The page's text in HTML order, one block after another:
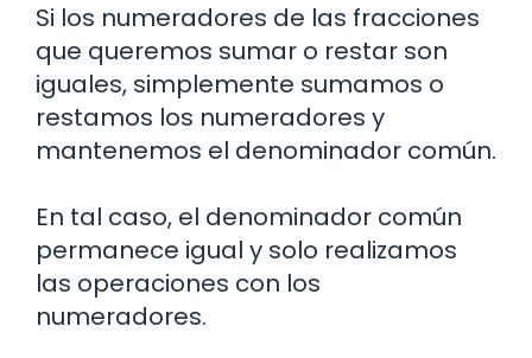
Si los numeradores de las fracciones
que queremos sumar o restar son
iguales, simplemente sumamos o
restamos los numeradores y
mantenemos el denominador común.
En tal caso, el denominador común
permanece igual y solo realizamos
las operaciones con los
numeradores.